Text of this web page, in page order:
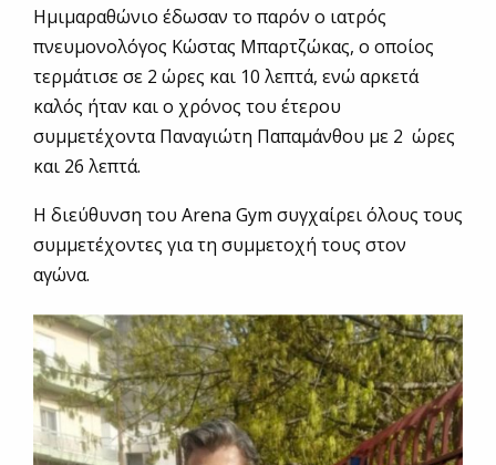
Ημιμαραθώνιο έδωσαν το παρόν ο ιατρός
πνευμονολόγος Κώστας Μπαρτζώκας, ο οποίος
τερμάτισε σε 2 ώρες και 10 λεπτά, ενώ αρκετά
καλός ήταν και ο χρόνος του έτερου
συμμετέχοντα Παναγιώτη Παπαμάνθου με 2 ώρες
και 26 λεπτά.
Η διεύθυνση του Αrena Gym συγχαίρει όλους τους
συμμετέχοντες για τη συμμετοχή τους στον
αγώνα.